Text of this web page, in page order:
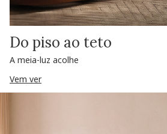
Do piso ao teto
A meia-luz acolhe
Vem ver